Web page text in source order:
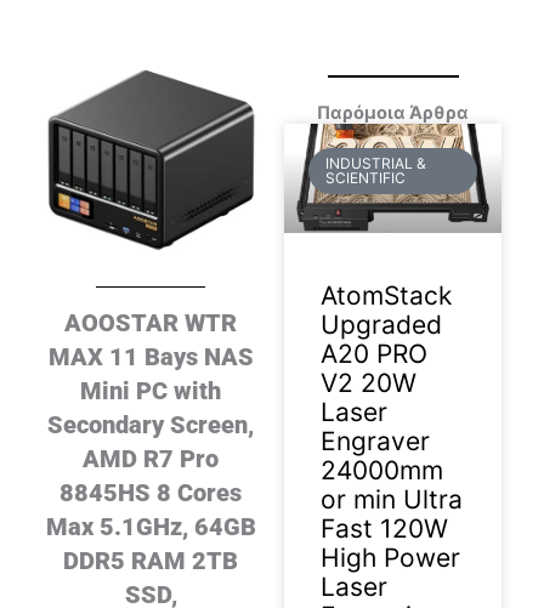
AOOSTAR WTR
MAX 11 Bays NAS
Mini PC with
Secondary Screen,
AMD R7 Pro
8845HS 8 Cores
Max 5.1GHz, 64GB
DDR5 RAM 2TB
SSD,
Παρόμοια Άρθρα
INDUSTRIAL &
SCIENTIFIC
AtomStack
Upgraded
A20 PRO
V2 20W
Laser
Engraver
24000mm
or min Ultra
Fast 120W
High Power
Laser